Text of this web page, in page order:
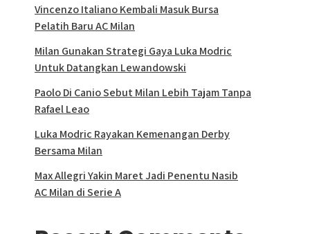
Vincenzo Italiano Kembali Masuk Bursa
Pelatih Baru AC Milan
Milan Gunakan Strategi Gaya Luka Modric
Untuk Datangkan Lewandowski
Paolo Di Canio Sebut Milan Lebih Tajam Tanpa
Rafael Leao
Luka Modric Rayakan Kemenangan Derby
Bersama Milan
Max Allegri Yakin Maret Jadi Penentu Nasib
AC Milan di Serie A